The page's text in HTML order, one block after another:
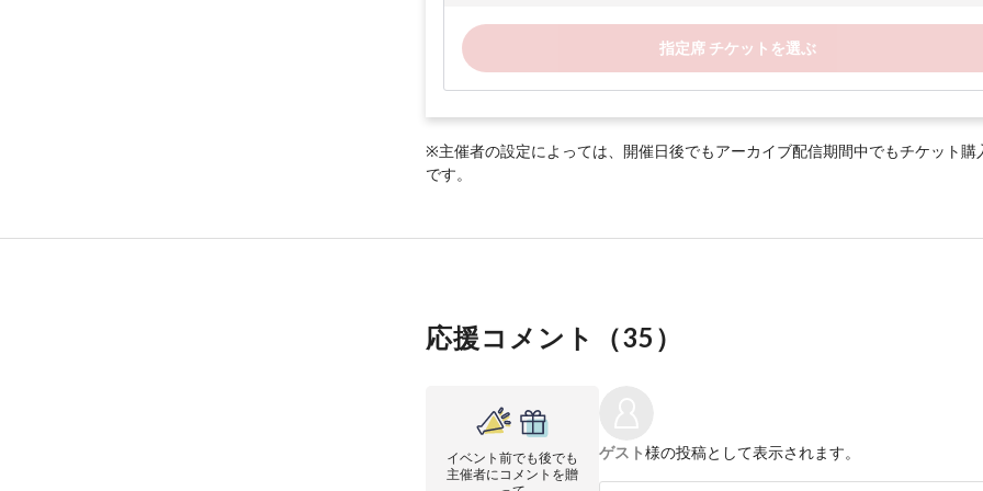
指定席 チケットを選ぶ
※主催者の設定によっては、開催日後でもアーカイブ配信期間中でもチケット購
です。
応援コメント（35 ）
イベント前でも後でも
主催者にコメントを贈
ゲスト様の投稿として表示されます。